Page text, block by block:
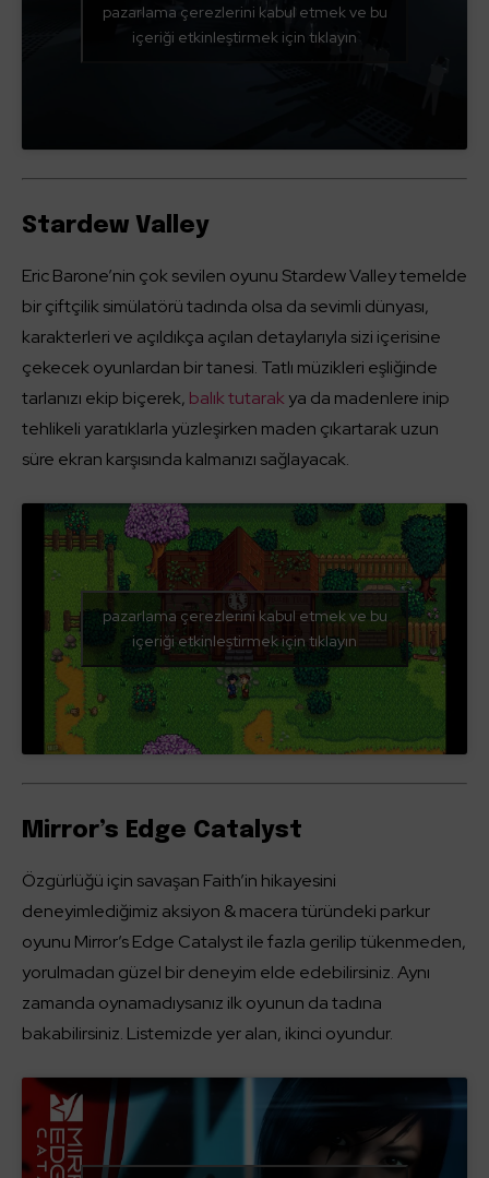
pazarlama çerezlerini kabul etmek ve bu
içeriği etkinleştirmek için tıklayın
Stardew Valley
Eric Barone’nin çok sevilen oyunu Stardew Valley temelde
bir çiftçilik simülatörü tadında olsa da sevimli dünyası,
karakterleri ve açıldıkça açılan detaylarıyla sizi içerisine
çekecek oyunlardan bir tanesi. Tatlı müzikleri eşliğinde
tarlanızı ekip biçerek, balık tutarak ya da madenlere inip
tehlikeli yaratıklarla yüzleşirken maden çıkartarak uzun
süre ekran karşısında kalmanızı sağlayacak.
pazarlama çerezlerini kabul etmek ve bu
içeriği etkinleştirmek için tıklayın
Mirror’s Edge Catalyst
Özgürlüğü için savaşan Faith’in hikayesini
deneyimlediğimiz aksiyon & macera türündeki parkur
oyunu Mirror’s Edge Catalyst ile fazla gerilip tükenmeden,
yorulmadan güzel bir deneyim elde edebilirsiniz. Aynı
zamanda oynamadıysanız ilk oyunun da tadına
bakabilirsiniz. Listemizde yer alan, ikinci oyundur.